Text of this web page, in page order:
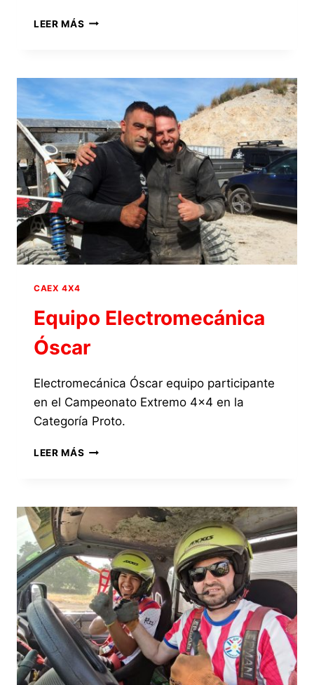
LEER MÁS EQUIPO
CAEX 4X4
Equipo Electromecánica
Óscar
Electromecánica Óscar equipo participante
en el Campeonato Extremo 4×4 en la
Categoría Proto.
LEER MÁS EQUIPO